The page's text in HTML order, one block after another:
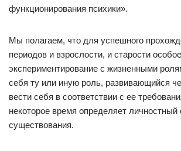
функционирования психики».
Мы полагаем, что для успешного
периодов и взрослости, и старости
экспериментирование с жизненными
себя ту или иную роль, развивающийся
вести себя в соответствии с ее
некоторое время определяет личностный
существования.